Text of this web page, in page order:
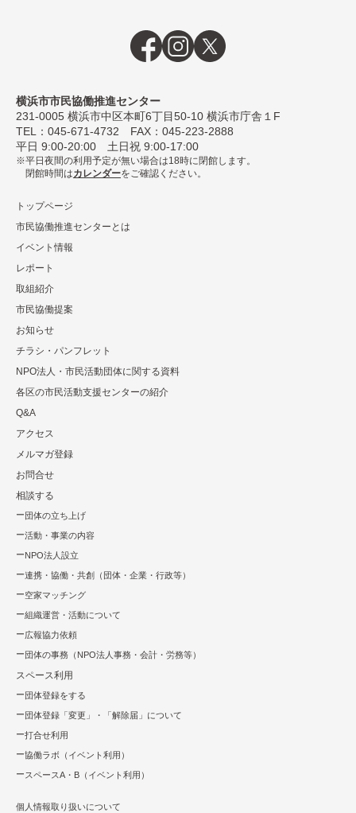
横浜市市民協働推進センター
231-0005 横浜市中区本町6丁⽬50-10 横浜市庁舎１F
TEL： 045-671-4732 FAX：045-223-2888
平⽇ 9:00-20:00 ⼟⽇祝 9:00-17:00
平日夜間の利用予定が無い場合は18時に閉館します。
閉館時間はカレンダーをご確認ください。
トップページ
市民協働推進センターとは
イベント情報
レポート
取組紹介
市⺠協働提案
お知らせ
チラシ・パンフレット
NPO法⼈・市⺠活動団体に関する資料
各区の市⺠活動⽀援センターの紹介
Q&A
アクセス
メルマガ登録
お問合せ
相談する
団体の立ち上げ
活動・事業の内容
NPO法⼈設⽴
連携・協働・共創（団体・企業・⾏政等）
空家マッチング
組織運営・活動について
広報協⼒依頼
団体の事務（NPO法人事務・会計・労務等）
スペース利用
団体登録をする
団体登録「変更」・「解除届」について
打合せ利用
協働ラボ（イベント利⽤）
スペースA・B（イベント利⽤）
個人情報取り扱いについて